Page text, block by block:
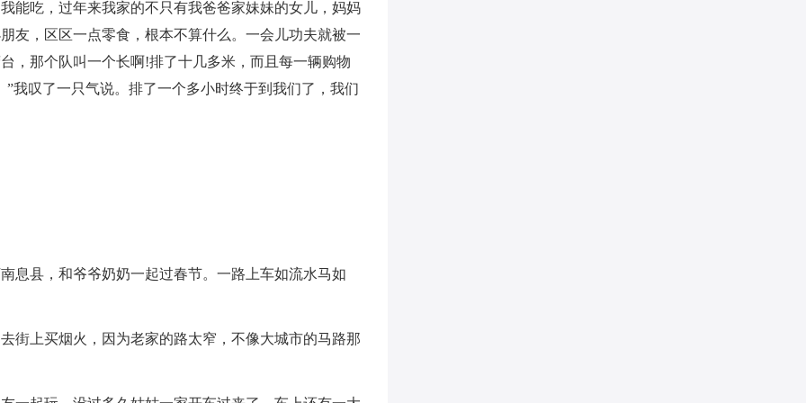
能吃，过年来我家的不只有我爸爸家妹妹的女儿，妈妈
友，区区一点零食，根本不算什么。一会儿功夫就被一
，那个队叫一个长啊!排了十几多米，而且每一辆购物
我叹了一只气说。排了一个多小时终于到我们了，我们
息县，和爷爷奶奶一起过春节。一路上车如流水马如
街上买烟火，因为老家的路太窄，不像大城市的马路那